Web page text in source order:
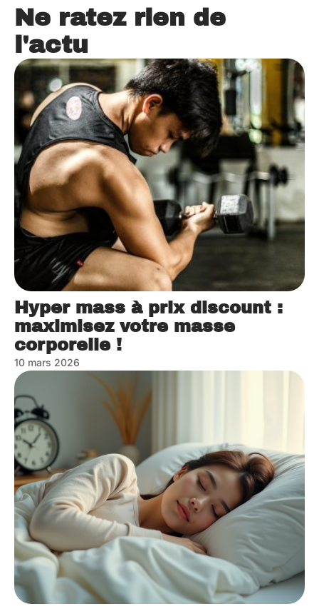
Ne ratez rien de
l'actu
Hyper mass à prix discount :
maximisez votre masse
corporelle !
10 mars 2026